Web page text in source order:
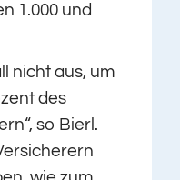
1.000 und
nicht aus, um
des
so Bierl.